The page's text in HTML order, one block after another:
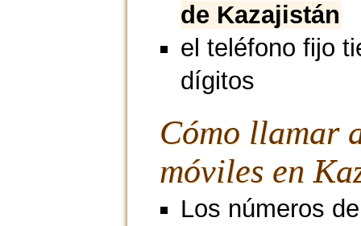
de Kazajistán
el teléfono fijo
dígitos
Cómo llamar
móviles en
Los números